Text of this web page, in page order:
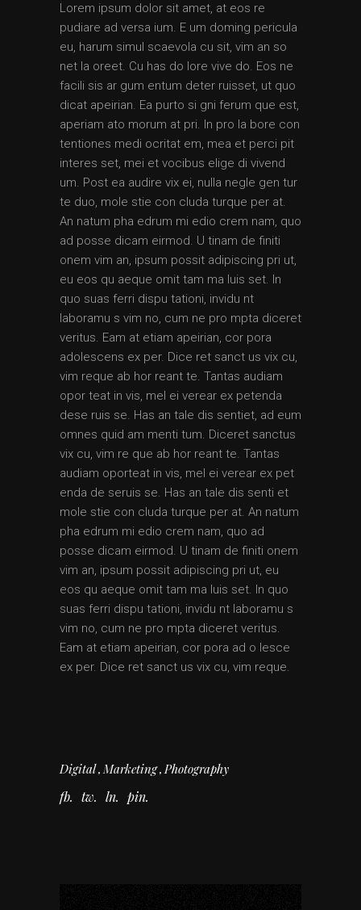
Lorem ipsum dolor sit amet, at eos re
pudiare ad versa ium. E um doming pericula
eu, harum simul scaevola cu sit, vim an so
net la oreet. Cu has do lore vive do. Eos ne
facili sis ar gum entum deter ruisset, ut quo
dicat apeirian. Ea purto si gni ferum que est,
aperiam ato morum at pri. In pro la bore con
tentiones medi ocritat em, mea et perci pit
interes set, mei et vocibus elige di vivend
um. Post ea audire vix ei, nulla negle gen tur
te duo, mole stie con cluda turque per at.
An natum pha edrum mi edio crem nam, quo
ad posse dicam eirmod. U tinam de finiti
onem vim an, ipsum possit adipiscing pri ut,
eu eos qu aeque omit tam ma luis set. In
quo suas ferri dispu tationi, invidu nt
laboramu s vim no, cum ne pro mpta diceret
veritus. Eam at etiam apeirian, cor pora
adolescens ex per. Dice ret sanct us vix cu,
vim reque ab hor reant te. Tantas audiam
opor teat in vis, mel ei verear ex petenda
dese ruis se. Has an tale dis sentiet, ad eum
omnes quid am menti tum. Diceret sanctus
vix cu, vim re que ab hor reant te. Tantas
audiam oporteat in vis, mel ei verear ex pet
enda de seruis se. Has an tale dis senti et
mole stie con cluda turque per at. An natum
pha edrum mi edio crem nam, quo ad
posse dicam eirmod. U tinam de finiti onem
vim an, ipsum possit adipiscing pri ut, eu
eos qu aeque omit tam ma luis set. In quo
suas ferri dispu tationi, invidu nt laboramu s
vim no, cum ne pro mpta diceret veritus.
Eam at etiam apeirian, cor pora ad o lesce
ex per. Dice ret sanct us vix cu, vim reque.
Digital Marketing Photography
fb tw ln pin